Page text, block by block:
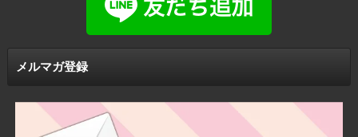
メルマガ登録